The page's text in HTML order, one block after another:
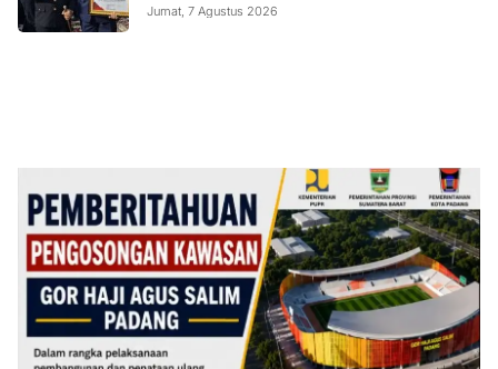
Jumat, 7 Agustus 2026